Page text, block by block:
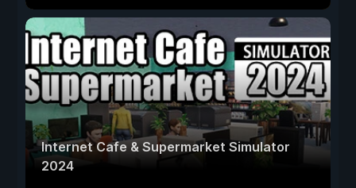
Internet Cafe & Supermarket Simulator
2024